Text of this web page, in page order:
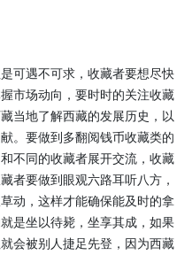
遇不可求，收藏者要想尽快
市场动向，要时时的关注收藏
当地了解西藏的发展历史，以
。要做到多翻阅钱币收藏类的
不同的收藏者展开交流，收藏
者要做到眼观六路耳听八方，
动，这样才能确保能及时的拿
是坐以待毙，坐享其成，如果
会被别人捷足先登，因为西藏